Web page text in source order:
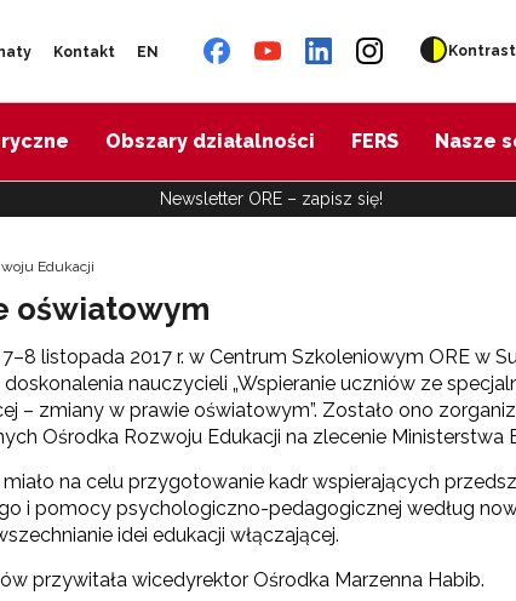
Kontakt EN Kontrast
Obszary działalności FERS Nasze
Newsletter ORE – zapisz się!
Edukacji
oświatowym
listopada 2017 r. w Centrum Szkoleniowym ORE w
nauczycieli „Wspieranie uczniów ze
– zmiany w prawie oświatowym”. Zostało ono
Ośrodka Rozwoju Edukacji na zlecenie Ministerstwa
na celu przygotowanie kadr wspierających
i pomocy psychologiczno-pedagogicznej według
idei edukacji włączającej.
przywitała wicedyrektor Ośrodka Marzenna Habib.